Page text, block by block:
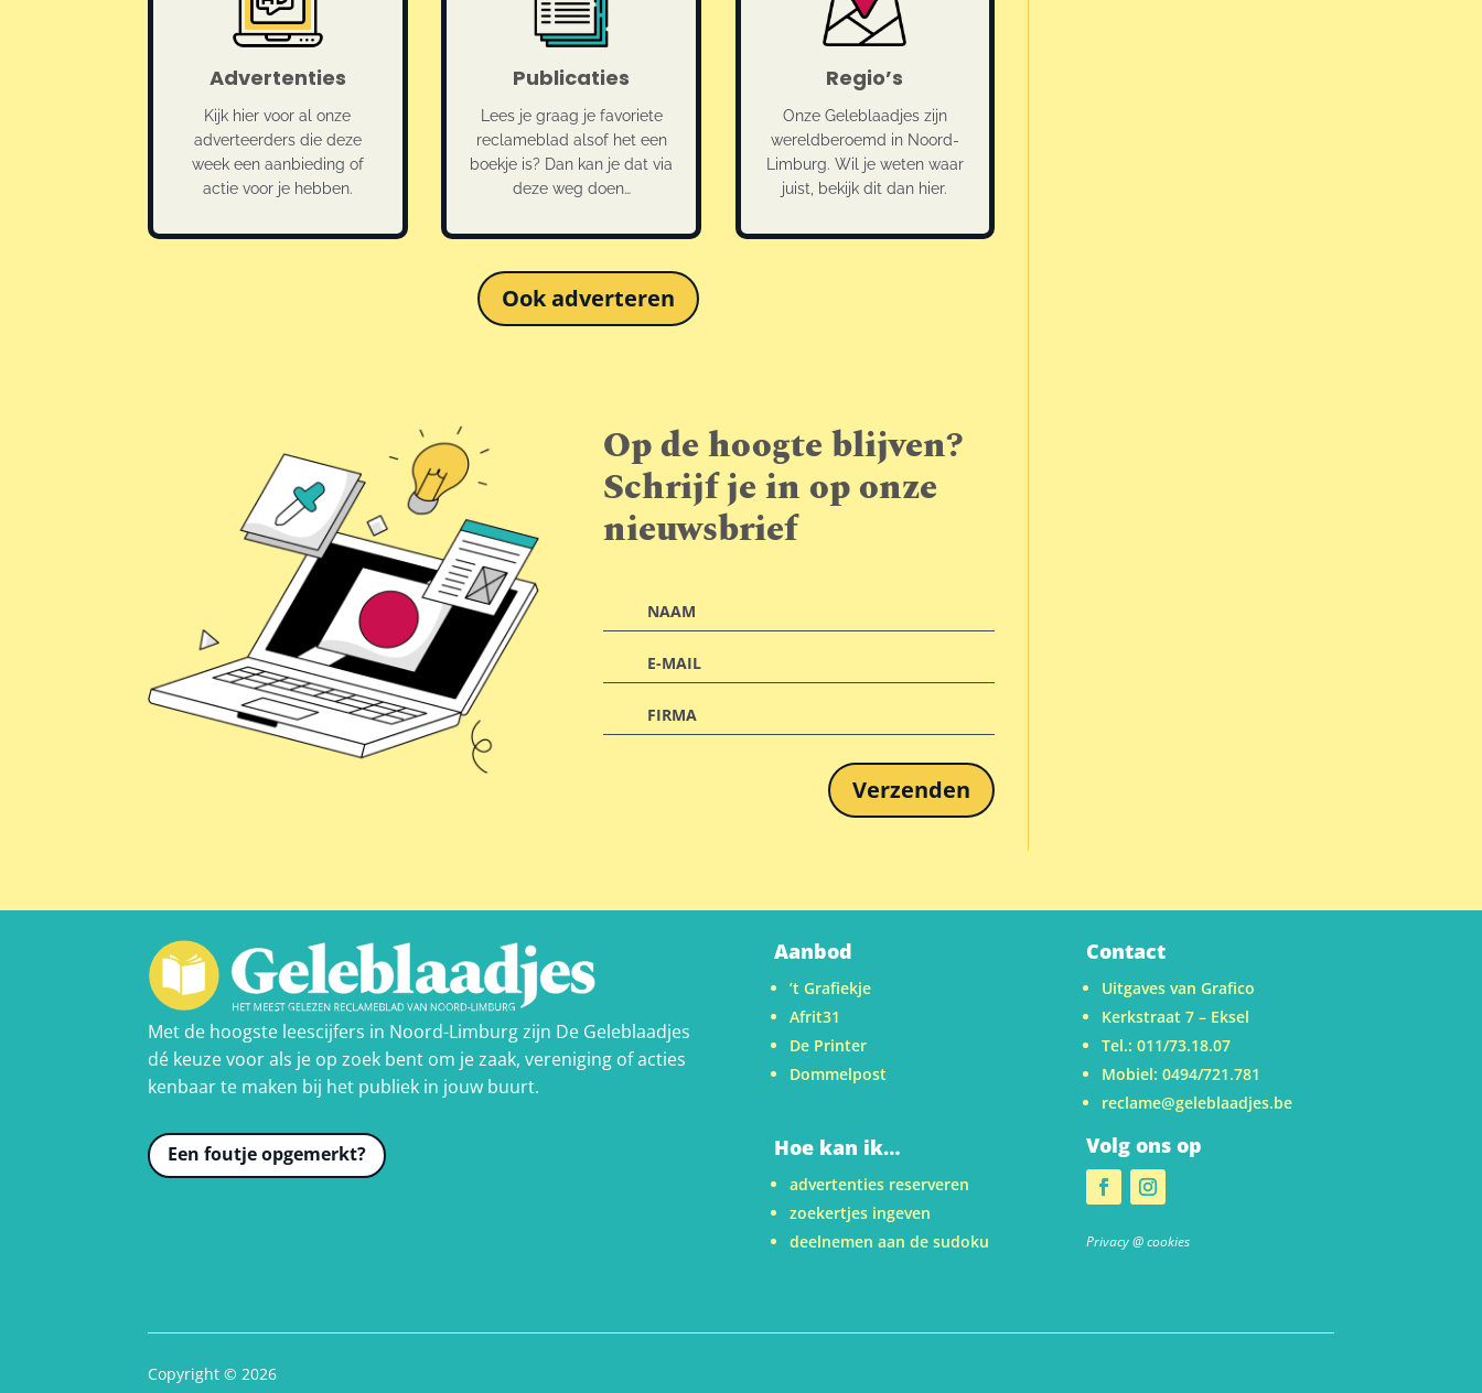
Advertenties
Kijk hier voor al onze
adverteerders die deze
week een aanbieding of
actie voor je hebben.
Publicaties
Lees je graag je favoriete
reclameblad alsof het een
boekje is? Dan kan je dat via
deze weg doen…
Regio’s
Onze Geleblaadjes zijn
wereldberoemd in Noord-
Limburg. Wil je weten waar
juist, bekijk dit dan hier.
Ook adverteren
Op de hoogte blijven?
Schrijf je in op onze
nieuwsbrief
Verzenden
Met de hoogste leescijfers in Noord-Limburg zijn De Geleblaadjes
dé keuze voor als je op zoek bent om je zaak, vereniging of acties
kenbaar te maken bij het publiek in jouw buurt.
Een foutje opgemerkt?
Aanbod
’t Grafiekje
Afrit31
De Printer
Dommelpost
Hoe kan ik…
advertenties reserveren
zoekertjes ingeven
deelnemen aan de sudoku
Contact
Uitgaves van Grafico
Kerkstraat 7 – Eksel
Tel.: 011/73.18.07
Mobiel: 0494/721.781
reclame@geleblaadjes.be
Volg ons op
Privacy @ cookies
Copyright © 2026